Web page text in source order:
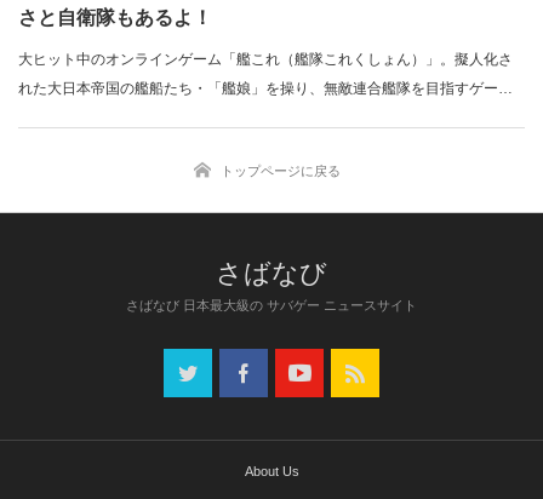
さと自衛隊もあるよ！
大ヒット中のオンラインゲーム「艦これ（艦隊これくしょん）」。擬人化さ
れた大日本帝国の艦船たち・「艦娘」を操り、無敵連合艦隊を目指すゲーム
トップページに戻る
さばなび 日本最大級の サバゲー ニュースサイト
About Us